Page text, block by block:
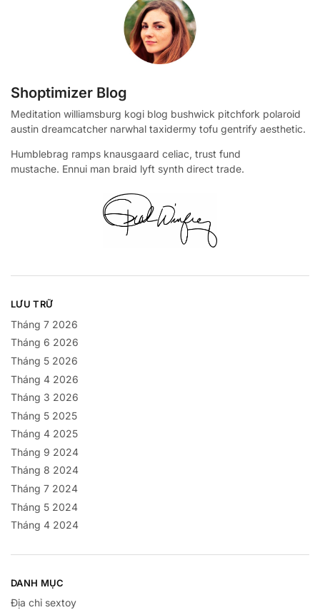
Shoptimizer Blog
Meditation williamsburg kogi blog bushwick pitchfork polaroid
austin dreamcatcher narwhal taxidermy tofu gentrify aesthetic.
Humblebrag ramps knausgaard celiac, trust fund
mustache. Ennui man braid lyft synth direct trade.
LƯU TRỮ
Tháng 7 2026
Tháng 6 2026
Tháng 5 2026
Tháng 4 2026
Tháng 3 2026
Tháng 5 2025
Tháng 4 2025
Tháng 9 2024
Tháng 8 2024
Tháng 7 2024
Tháng 5 2024
Tháng 4 2024
DANH MỤC
Địa chỉ sextoy